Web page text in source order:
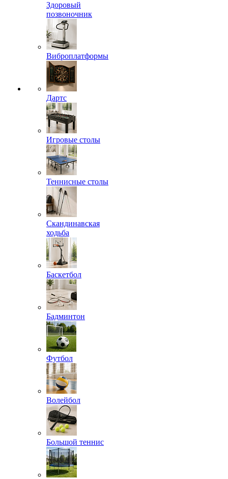
Здоровый
позвоночник
Виброплатформы
Дартс
Игровые столы
Теннисные столы
Скандинавская
ходьба
Баскетбол
Бадминтон
Футбол
Волейбол
Большой теннис